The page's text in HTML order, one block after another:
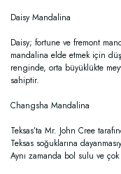
Daisy Mandalina
Daisy; fortune ve fremont
mandalina elde etmek için
renginde, orta büyüklükte
sahiptir.
Changsha Mandalina
Teksas’ta Mr. John Cree
Teksas soğuklarına
Aynı zamanda bol sulu ve çok